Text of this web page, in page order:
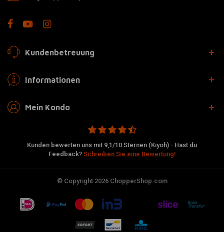
Kundenbetreuung
Informationen
Mein Kondo
Kunden bewerten uns mit 9,1/10 Sternen (Kiyoh) - Hast du
Feedback? Schreiben Sie eine Bewertung!
© Copyright 2026 ChopperShop.com